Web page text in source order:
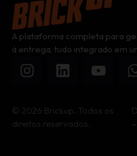
A plataforma completa para
à entrega, tudo integrado em
© 2026 Brickup. Todos os
direitos reservados.